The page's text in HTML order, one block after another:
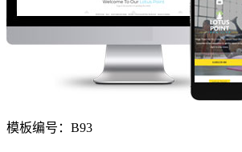
模板编号：B93